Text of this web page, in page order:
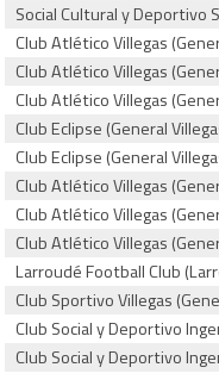
Social Cultural y Deportivo
Club Atlético Villegas
Club Atlético Villegas
Club Atlético Villegas
Club Eclipse (General
Club Eclipse (General
Club Atlético Villegas
Club Atlético Villegas
Club Atlético Villegas
Larroudé Football Club
Club Sportivo Villegas
Club Social y Deportivo
Club Social y Deportivo